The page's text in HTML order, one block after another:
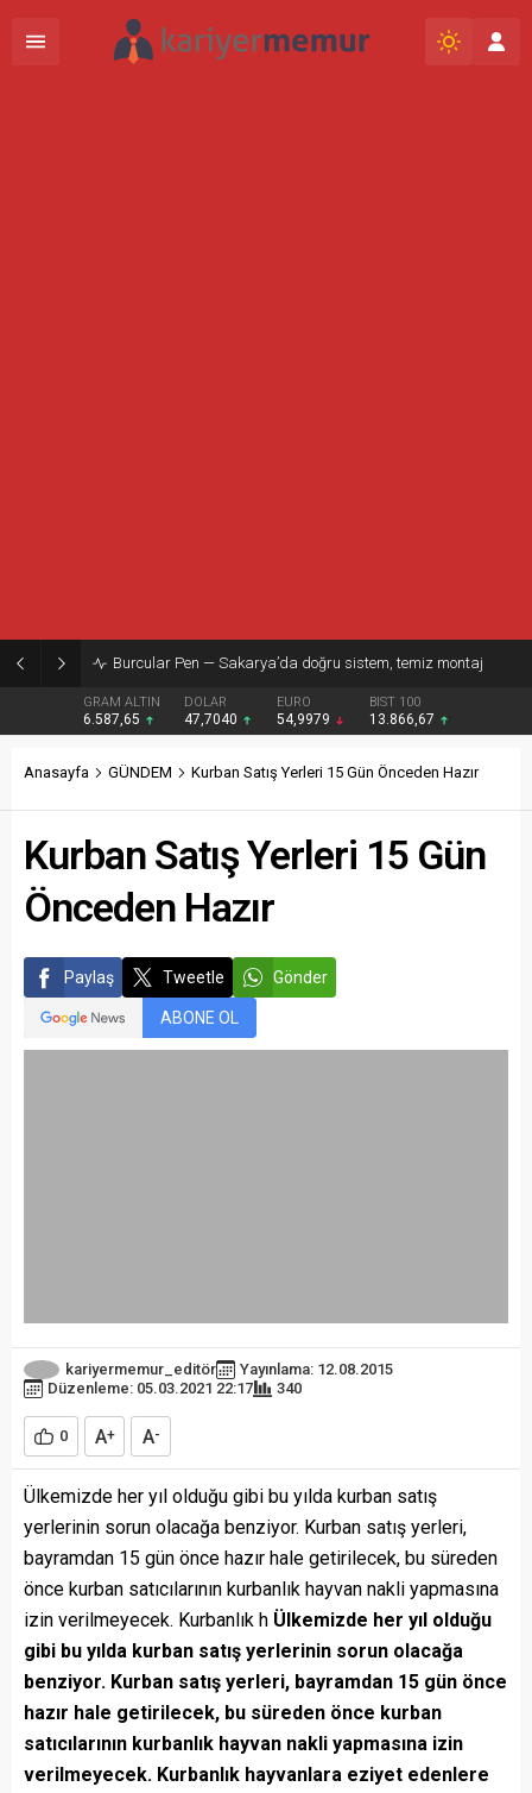
Burcular Pen — Sakarya’da doğru sistem, temiz montaj
GRAM ALTIN
6.587,65
DOLAR
47,7040
EURO
54,9979
BIST 100
13.866,67
Anasayfa GÜNDEM Kurban Satış Yerleri 15 Gün Önceden Hazır
Kurban Satış Yerleri 15 Gün
Önceden Hazır
Paylaş Tweetle Gönder
ABONE OL
kariyermemur_editör
Yayınlama: 12.08.2015
Düzenleme: 05.03.2021 22:17
340
0 A+ A-
Ülkemizde her yıl olduğu gibi bu yılda kurban satış
yerlerinin sorun olacağa benziyor. Kurban satış yerleri,
bayramdan 15 gün önce hazır hale getirilecek, bu süreden
önce kurban satıcılarının kurbanlık hayvan nakli yapmasına
izin verilmeyecek. Kurbanlık h Ülkemizde her yıl olduğu
gibi bu yılda kurban satış yerlerinin sorun olacağa
benziyor. Kurban satış yerleri, bayramdan 15 gün önce
hazır hale getirilecek, bu süreden önce kurban
satıcılarının kurbanlık hayvan nakli yapmasına izin
verilmeyecek. Kurbanlık hayvanlara eziyet edenlere